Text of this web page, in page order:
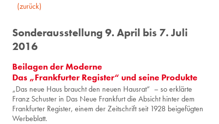
(zurück)
Sonderausstellung 9. April bis 7. Juli
2016
Beilagen der Moderne
Das „Frankfurter Register“ und seine Produkte
„Das neue Haus braucht den neuen Haus­rat“ – so er­klär­te
Franz Schus­ter in Das Neue Frank­furt die Ab­sicht hin­ter dem
Frank­fur­ter Re­gis­ter, einem der Zeit­schrift seit 1928 bei­ge­füg­ten
Wer­be­blatt.